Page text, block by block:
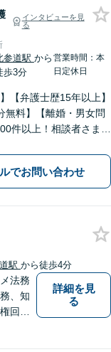
インタビューを見
る
参道駅 から
歩3分
営業時間：本
日定休日
【弁護士歴15年以上】
無料】【離婚・男女問
件以上！相談者さまが
害等級非該当から高次
の高額賠償まで解決実
でお問い合わせ
駅 から徒歩4分
法務
、知
回収
詳細を見
る